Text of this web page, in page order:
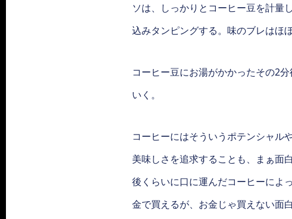
ソは、しっかりとコーヒー豆を計量
込みタンピングする。味のブレはほ
コーヒー豆にお湯がかかったその2
いく。
コーヒーにはそういうポテンシャル
美味しさを追求することも、まぁ面
後くらいに口に運んだコーヒーによ
金で買えるが、お金じゃ買えない面